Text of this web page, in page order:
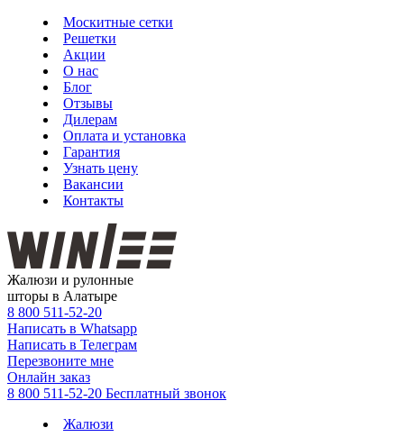
Москитные сетки
Решетки
Акции
О нас
Блог
Отзывы
Дилерам
Оплата и установка
Гарантия
Узнать цену
Вакансии
Контакты
Жалюзи и рулонные
шторы в Алатыре
8 800 511-52-20
Написать в Whatsapp
Написать в Телеграм
Перезвоните мне
Онлайн заказ
8 800 511-52-20 Бесплатный звонок
Жалюзи